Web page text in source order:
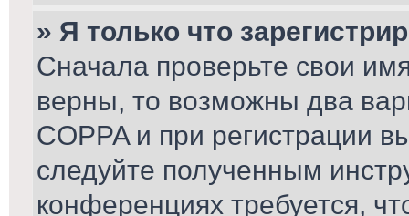
» Я только что
Сначала проверьте свои
верны, то возможны два
COPPA и при регистрации
следуйте полученным
конференциях требуется,